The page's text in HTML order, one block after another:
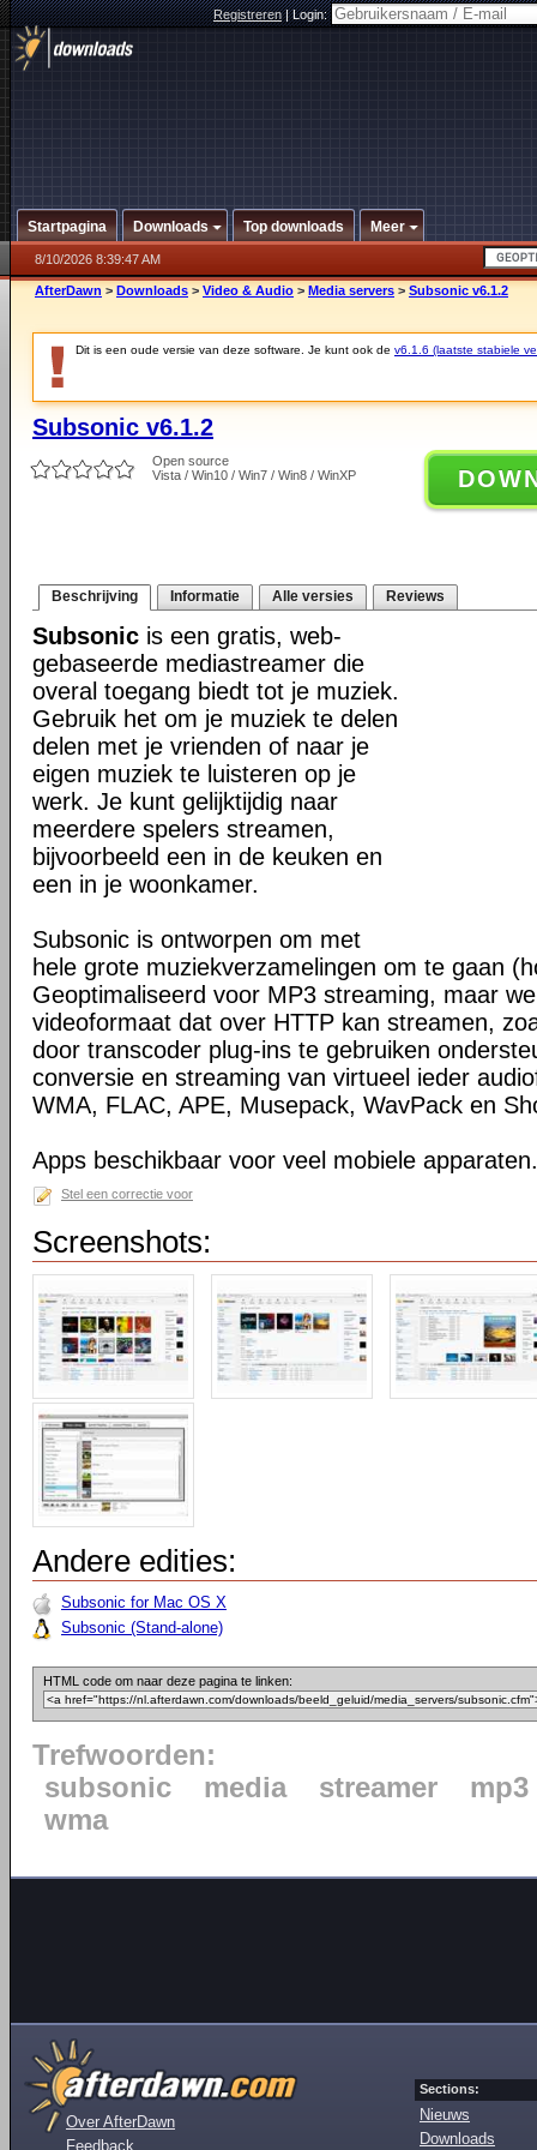
Registreren|Login:
Startpagina Downloads Top downloads Meer
8/10/2026 8:39:47 AM
AfterDawn > Downloads > Video & Audio > Media servers > Subsonic v6.1.2
Dit is een oude versie van deze software. Je kunt ook de v6.1.6 (laatste stabiele
Subsonic v6.1.2
Open source
Vista / Win10 / Win7 / Win8 / WinXP
Beschrijving Informatie Alle versies Reviews
Subsonic is een gratis, web-
gebaseerde mediastreamer die
overal toegang biedt tot je muziek.
Gebruik het om je muziek te delen
delen met je vrienden of naar je
eigen muziek te luisteren op je
werk. Je kunt gelijktijdig naar
meerdere spelers streamen,
bijvoorbeeld een in de keuken en
een in je woonkamer.
Subsonic is ontworpen om met
hele grote muziekverzamelingen om te gaan
Geoptimaliseerd voor MP3 streaming, maar
videoformaat dat over HTTP kan streamen,
door transcoder plug-ins te gebruiken
conversie en streaming van virtueel ieder
WMA, FLAC, APE, Musepack, WavPack en
Apps beschikbaar voor veel mobiele apparaten.
Stel een correctie voor
Screenshots:
Andere edities:
Subsonic for Mac OS X
Subsonic (Stand-alone)
HTML code om naar deze pagina te linken:
Trefwoorden:
subsonic
media streamer
mp3
wma
Over AfterDawn
Feedback
Sections:
Nieuws
Downloads